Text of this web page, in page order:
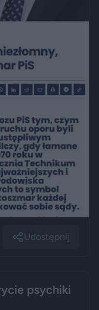
Udostępnij
psychiki